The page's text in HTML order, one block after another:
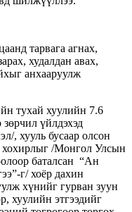
тарвага агнах,
худалдан авах,
анхааруулж
тухай хуулийн 7.6
зөрчил үйлдэхэд
, хууль бусаар олсон
хохирлыг /Монгол Улсын
баталсан “Ан
г/ хоёр дахин
хүнийг гурван зуун
хуулийн этгээдийг